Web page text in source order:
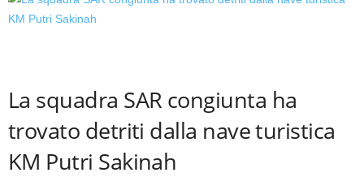
La squadra SAR congiunta ha
trovato detriti dalla nave turistica
KM Putri Sakinah